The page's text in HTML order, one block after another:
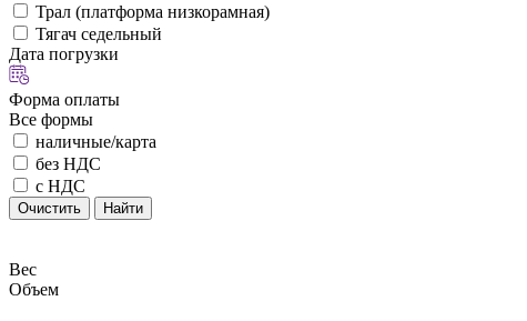
Трал (платформа низкорамная)
Тягач седельный
Дата погрузки
Форма оплаты
Все формы
наличные/карта
без НДС
с НДС
Очистить Найти
Вес
Объем